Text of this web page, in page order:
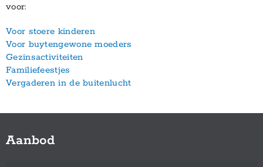
voor:
Voor stoere kinderen
Voor buytengewone moeders
Gezinsactiviteiten
Familiefeestjes
Vergaderen in de buitenlucht
Aanbod